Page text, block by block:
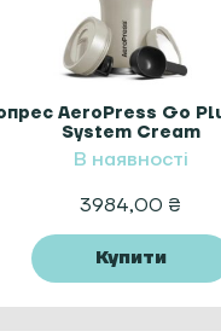
AeroPress Go
System Cream
В наявності
3984,00 ₴
Купити